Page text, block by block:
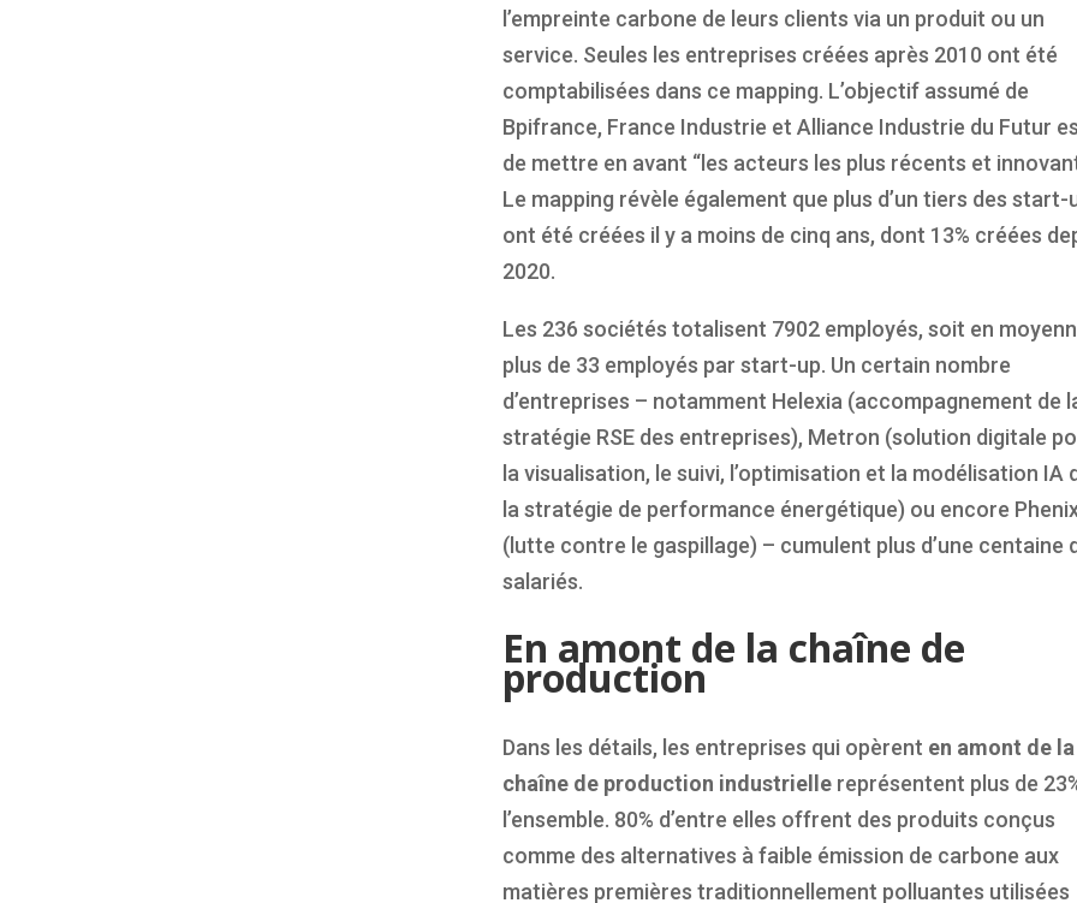
l’empreinte carbone de leurs clients via un produit ou un
service. Seules les entreprises créées après 2010 ont été
comptabilisées dans ce mapping. L’objectif assumé de
Bpifrance, France Industrie et Alliance Industrie du Futur
de mettre en avant “les acteurs les plus récents et
Le mapping révèle également que plus d’un tiers des start-
ont été créées il y a moins de cinq ans, dont 13% créées
2020.
Les 236 sociétés totalisent 7902 employés, soit en
plus de 33 employés par start-up. Un certain nombre
d’entreprises – notamment Helexia (accompagnement de
stratégie RSE des entreprises), Metron (solution digitale
la visualisation, le suivi, l’optimisation et la modélisation IA
la stratégie de performance énergétique) ou encore
(lutte contre le gaspillage) – cumulent plus d’une centaine
salariés.
En amont de la chaîne de
production
Dans les détails, les entreprises qui opèrent en amont de la
chaîne de production industrielle représentent plus de
l’ensemble. 80% d’entre elles offrent des produits conçus
comme des alternatives à faible émission de carbone aux
matières premières traditionnellement polluantes utilisées